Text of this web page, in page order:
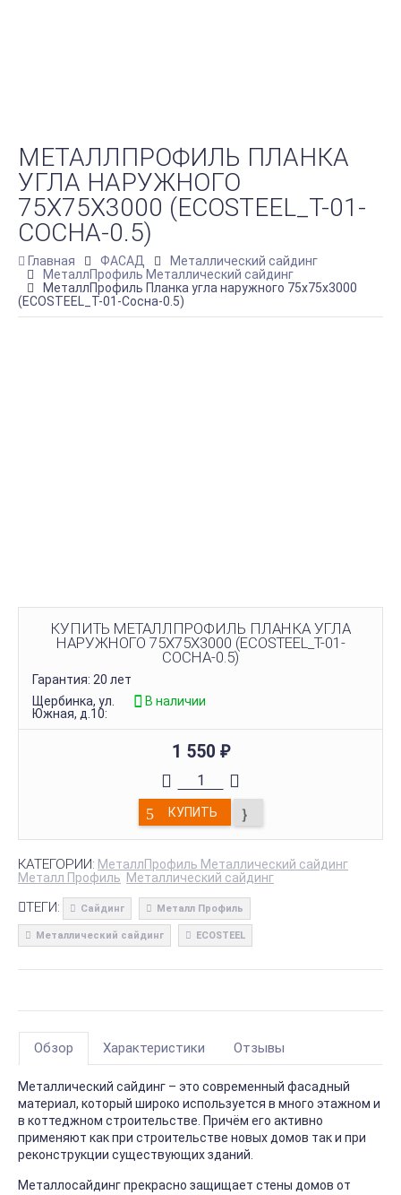
МЕТАЛЛПРОФИЛЬ ПЛАНКА
УГЛА НАРУЖНОГО
75Х75Х3000 (ECOSTEEL_T-01-
СОСНА-0.5)
Главная ФАСАД
Металлический сайдинг
МеталлПрофиль Металлический сайдинг
МеталлПрофиль Планка угла наружного 75х75х3000
(ECOSTEEL_T-01-Сосна-0.5)
КУПИТЬ МЕТАЛЛПРОФИЛЬ ПЛАНКА УГЛА
НАРУЖНОГО 75Х75Х3000 (ECOSTEEL_T-01-
СОСНА-0.5)
Гарантия: 20 лет
Щербинка, ул.
Южная, д.10:
В наличии
1 550 ₽
КУПИТЬ
КАТЕГОРИИ: МеталлПрофиль Металлический сайдинг
Металл Профиль Металлический сайдинг
ТЕГИ: Сайдинг Металл Профиль
Металлический сайдинг ECOSTEEL
Обзор Характеристики Отзывы
Металлический сайдинг – это современный фасадный
материал, который широко используется в много этажном и
в коттеджном строительстве. Причём его активно
применяют как при строительстве новых домов так и при
реконструкции существующих зданий.
Металлосайдинг прекрасно защищает стены домов от